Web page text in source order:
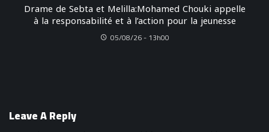
Drame de Sebta et Melilla:Mohamed Chouki appelle
à la responsabilité et à l’action pour la jeunesse
05/08/26 - 13h00
Leave A Reply